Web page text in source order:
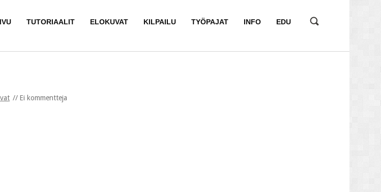
TUTORIAALIT ELOKUVAT KILPAILU TYÖPAJAT INFO EDU
Ei kommentteja